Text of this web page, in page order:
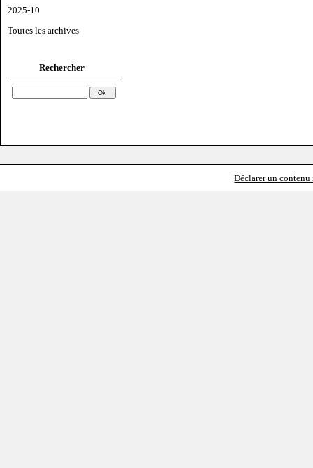
2025-10
Toutes les archives
Rechercher
Déclarer un